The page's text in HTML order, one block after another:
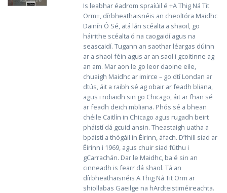
Is leabhar éadrom spraíúil é +A Thig Ná Tit
Orm+, dírbheathaisnéis an cheoltóra Maidhc
Dainín Ó Sé, atá lán scéalta a shaoil, go
háirithe scéalta ó na caogaidí agus na
seascaidí. Tugann an saothar léargas dúinn
ar a shaol féin agus ar an saol i gcoitinne ag
an am. Mar aon le go leor daoine eile,
chuaigh Maidhc ar imirce – go dtí Londan ar
dtús, áit a raibh sé ag obair ar feadh bliana,
agus i ndiaidh sin go Chicago, áit ar fhan sé
ar feadh deich mbliana. Phós sé a bhean
chéile Caitlín in Chicago agus rugadh beirt
pháistí dá gcuid ansin. Theastaigh uatha a
bpáistí a thógáil in Éirinn, áfach. D’fhill siad ar
Éirinn i 1969, agus chuir siad fúthu i
gCarrachán. Dar le Maidhc, ba é sin an
cinneadh is fearr dá shaol. Tá an
dírbheathaisnéis A Thig Ná Tit Orm ar
shiollabas Gaeilge na hArdteistiméireachta.